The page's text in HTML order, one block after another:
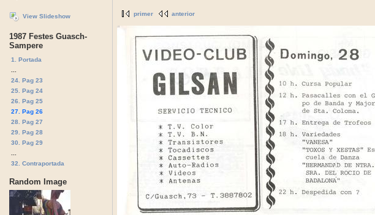
View Slideshow
1987 Festes Guasch-
Sampere
1. Portada
24. Pag 23
25. Pag 24
26. Pag 25
27. Pag 26
28. Pag 27
29. Pag 28
30. Pag 29
32. Contraportada
Random Image
primer anterior